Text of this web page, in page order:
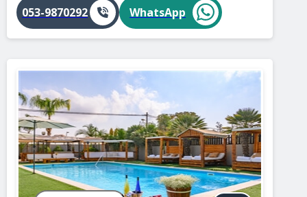
WhatsApp
053-9870292